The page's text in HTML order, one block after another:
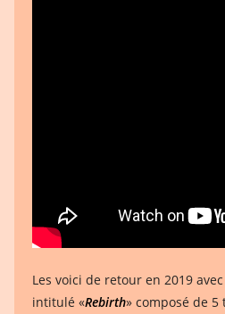
Les voici de retour en 2019
intitulé «Rebirth» composé de 5